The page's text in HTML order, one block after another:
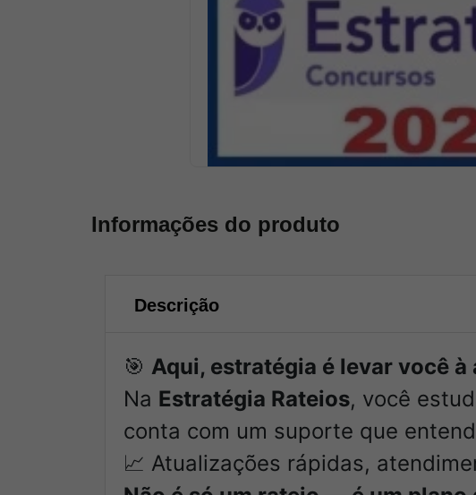
Informações do produto
Descrição
🎯 Aqui, estratégia é levar você à
Na Estratégia Rateios, você
conta com um suporte que
📈 Atualizações rápidas,